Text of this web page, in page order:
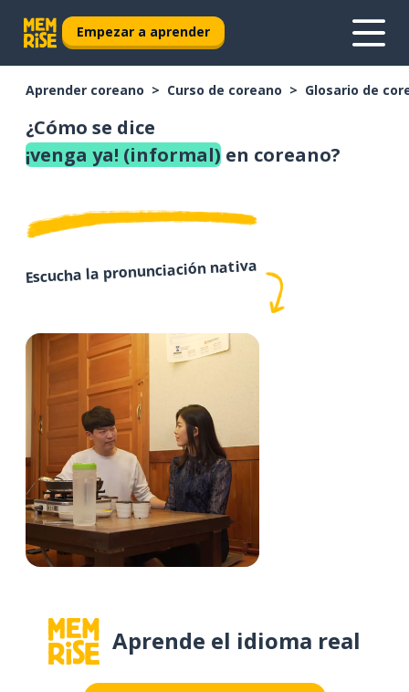
Empezar a aprender
Aprender coreano Curso de coreano Glosario de
¿Cómo se dice
¡venga ya! (informal) en coreano?
Escucha la pronunciación nativa
Aprende el idioma real